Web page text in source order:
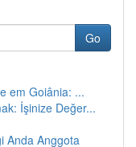
Go
em Goiânia: ...
İşinize Değer...
Anda Anggota